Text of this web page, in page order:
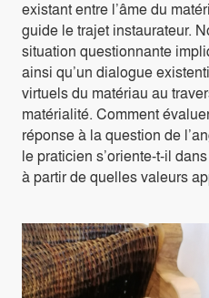
existant entre l’âme du
guide le trajet instaurateur.
situation questionnante
ainsi qu’un dialogue
virtuels du matériau au
matérialité. Comment
réponse à la question de
le praticien s’oriente-t-il
à partir de quelles valeurs